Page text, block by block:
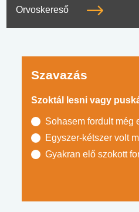
Orvoskereső
Szavazás
Szoktál lesni vagy
Sohasem fordult még
Egyszer-kétszer volt
Gyakran elő szokott